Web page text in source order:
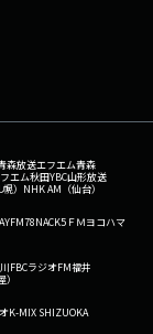
森放送エフエム青森
エム秋田YBC山形放送
） NHK AM（仙台）
NACK5 ＦＭヨコハマ
FBCラジオFM福井
K-MIX SHIZUOKA